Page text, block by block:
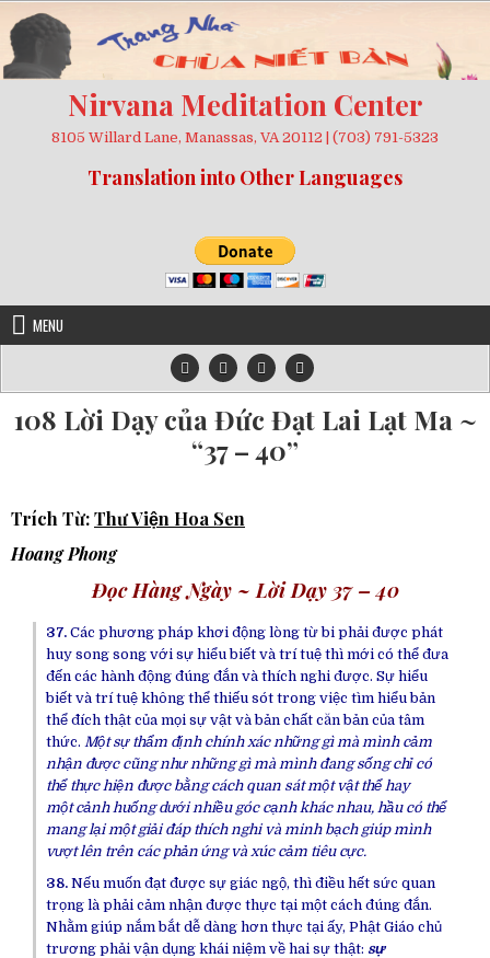
to
content
Nirvana Meditation Center
8105 Willard Lane, Manassas, VA 20112 | (703) 791-5323
Translation into Other Languages
MENU
108 Lời Dạy của Đức Đạt Lai Lạt Ma ~
“37 – 40”
Trích Từ:Thư Viện Hoa Sen
Hoang Phong
Đọc Hàng Ngày ~ Lời Dạy 37 – 40
37.Các phương pháp khơi động lòng từbi phải được phát
huy song song với sự hiểu biếtvà trí tuệthì mới có thể đưa
đến các hành động đúng đắnvà thích nghiđược. Sự hiểu
biếtvà trí tuệkhông thể thiếu sóttrong việc tìm hiểu bản
thểđích thật của mọi sự vật vàbản chất căn bảncủa tâm
thức. Một sự thẩm định chính xácnhững gì mà mình cảm
nhận được cũng như những gì mà mình đang sống chỉ có
thể thực hiệnđược bằng cách quan sátmột vật thể hay
mộtcảnh huốngdưới nhiều góc cạnh khác nhau, hầu có thể
mang lại mộtgiải đáp thích nghivà minh bạchgiúp mình
vượt lên trên các phản ứngvà xúc cảm tiêu cực.
38.Nếu muốn đạt được sự giác ngộ, thì điều hết sức quan
trọng là phải cảm nhận được thực tạimột cách đúng đắn.
Nhằm giúp nắm bắt dễ dàng hơn thực tạiấy, Phật Giáo chủ
trương phải vận dụng khái niệm về hai sự thật: sự